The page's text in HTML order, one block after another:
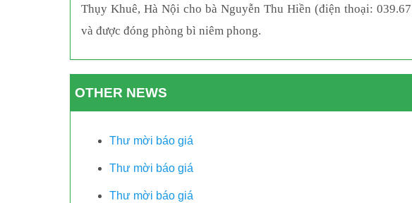
Thụy Khuê, Hà Nội cho bà Nguyễn Thu Hiền (điện thoại:
và được đóng phòng bì niêm phong.
OTHER NEWS
Thư mời báo giá
Thư mời báo giá
Thư mời báo giá